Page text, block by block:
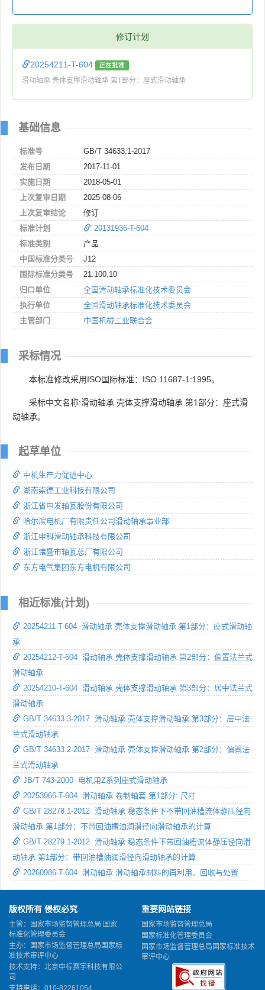
修订计划
20254211-T-604 正在批准
滑动轴承 壳体支撑滑动轴承 第1部分：座式滑动轴承
基础信息
标准号
GB/T 34633.1-2017
发布日期
2017-11-01
实施日期
2018-05-01
上次复审日期
2025-08-06
上次复审结论
修订
标准计划
20131936-T-604
标准类别
产品
中国标准分类号
J12
国际标准分类号
21.100.10
归口单位
全国滑动轴承标准化技术委员会
执行单位
全国滑动轴承标准化技术委员会
主管部门
中国机械工业联合会
采标情况
本标准修改采用ISO国际标准：ISO 11687-1:1995。
采标中文名称:滑动轴承 壳体支撑滑动轴承 第1部分：座式滑
动轴承。
起草单位
中机生产力促进中心
湖南崇德工业科技有限公司
浙江省申发轴瓦股份有限公司
哈尔滨电机厂有限责任公司滑动轴承事业部
浙江申科滑动轴承科技有限公司
浙江诸暨市轴瓦总厂有限公司
东方电气集团东方电机有限公司
相近标准(计划)
20254211-T-604 滑动轴承 壳体支撑滑动轴承 第1部分：座式滑动轴
承
20254212-T-604 滑动轴承 壳体支撑滑动轴承 第2部分：偏置法兰式
滑动轴承
20254210-T-604 滑动轴承 壳体支撑滑动轴承 第3部分：居中法兰式
滑动轴承
GB/T 34633.3-2017 滑动轴承 壳体支撑滑动轴承 第3部分：居中法
兰式滑动轴承
GB/T 34633.2-2017 滑动轴承 壳体支撑滑动轴承 第2部分：偏置法
兰式滑动轴承
JB/T 743-2000 电机用Z系列座式滑动轴承
20253966-T-604 滑动轴承 卷制轴套 第1部分: 尺寸
GB/T 28278.1-2012 滑动轴承 稳态条件下不带回油槽流体静压径向
滑动轴承 第1部分：不带回油槽油润滑径向滑动轴承的计算
GB/T 28279.1-2012 滑动轴承 稳态条件下带回油槽流体静压径向滑
动轴承 第1部分：带回油槽油润滑径向滑动轴承的计算
20260986-T-604 滑动轴承 滑动轴承材料的再利用、回收与处置
版权所有 侵权必究
主管：国家市场监督管理总局 国家
标准化管理委员会
主办：国家市场监督管理总局国家标
准技术审评中心
技术支持：北京中标赛宇科技有限公
司
支持电话：010-82261054
重要网站链接
国家市场监督管理总局
国家标准化管理委员会
国家市场监督管理总局国家标准技术
审评中心